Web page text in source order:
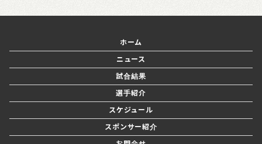
ホーム
ニュース
試合結果
選手紹介
スケジュール
スポンサー紹介